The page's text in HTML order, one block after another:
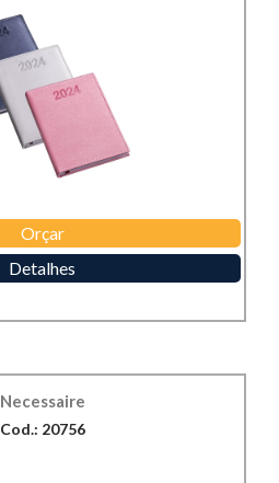
Orçar
Detalhes
Necessaire
Cod.: 20756